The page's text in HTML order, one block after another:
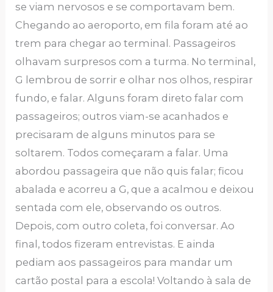
se viam nervosos e se comportavam bem.
Chegando ao aeroporto, em fila foram até ao
trem para chegar ao terminal. Passageiros
olhavam surpresos com a turma. No terminal,
G lembrou de sorrir e olhar nos olhos, respirar
fundo, e falar. Alguns foram direto falar com
passageiros; outros viam-se acanhados e
precisaram de alguns minutos para se
soltarem. Todos começaram a falar. Uma
abordou passageira que não quis falar; ficou
abalada e acorreu a G, que a acalmou e deixou
sentada com ele, observando os outros.
Depois, com outro coleta, foi conversar. Ao
final, todos fizeram entrevistas. E ainda
pediam aos passageiros para mandar um
cartão postal para a escola! Voltando à sala de